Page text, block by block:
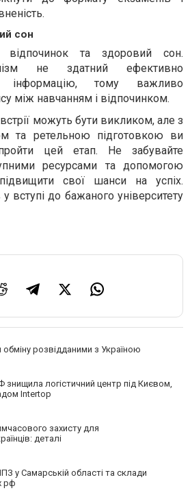
сон
та здоровий сон.
не здатний ефективно
інформацію, тому важливо
між навчанням і відпочинком.
можуть бути викликом, але з
та ретельною підготовкою ви
цей етап. Не забувайте
ресурсами та допомогою
свої шанси на успіх.
вступі до бажаного університету
розвідданими з Україною
знищила логістичний центр під Києвом,
Intertop
захисту для
деталі
у Самарській області та склади
рф